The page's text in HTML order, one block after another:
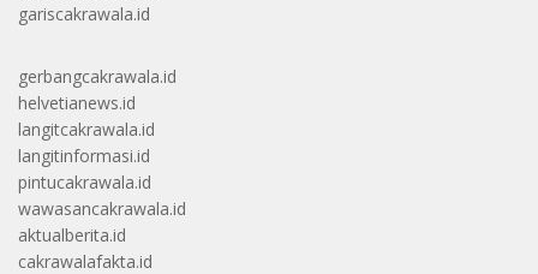
gariscakrawala.id
gerbangcakrawala.id
helvetianews.id
langitcakrawala.id
langitinformasi.id
pintucakrawala.id
wawasancakrawala.id
aktualberita.id
cakrawalafakta.id